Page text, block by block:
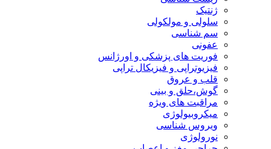
ژنتیک
سلولی و مولکولی
سم شناسی
عفونی
فوریت های پزشکی و اورژانس
فیزیوتراپی و فیزیکال تراپی
قلب و عروق
گوش،حلق و بینی
مراقبت های ویژه
میکروبیولوژی
ویروس شناسی
نورولوژی